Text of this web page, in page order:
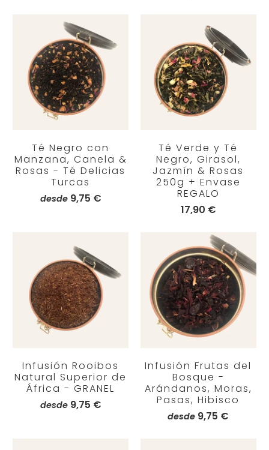
Té Negro con
Manzana, Canela &
Rosas - Té Delicias
Turcas
desde 9,75 €
Té Verde y Té
Negro, Girasol,
Jazmín & Rosas
250g + Envase
REGALO
17,90 €
Infusión Rooibos
Natural Superior de
África - GRANEL
desde 9,75 €
Infusión Frutas del
Bosque -
Arándanos, Moras,
Pasas, Hibisco
desde 9,75 €